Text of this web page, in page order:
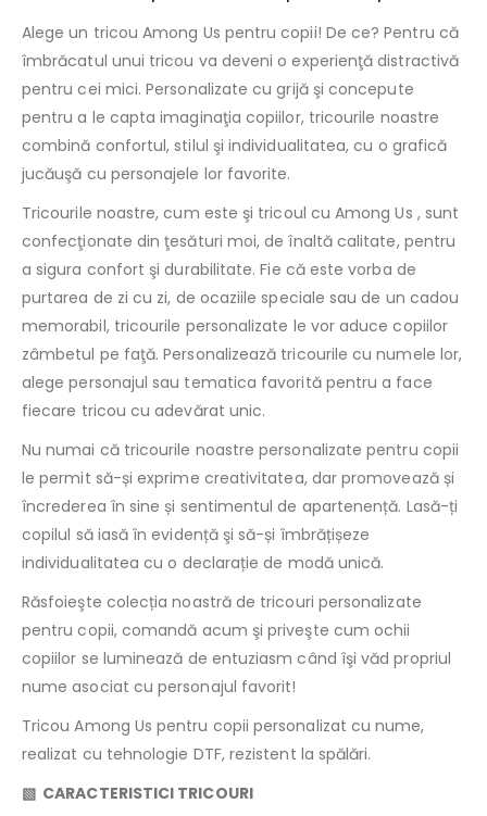
Alege un tricou Among Us pentru copii! De ce? Pentru că
îmbrăcatul unui tricou va deveni o experienţă distractivă
pentru cei mici. Personalizate cu grijă şi concepute
pentru a le capta imaginaţia copiilor, tricourile noastre
combină confortul, stilul şi individualitatea, cu o grafică
jucăuşă cu personajele lor favorite.
Tricourile noastre, cum este şi tricoul cu Among Us , sunt
confecţionate din ţesături moi, de înaltă calitate, pentru
a sigura confort şi durabilitate. Fie că este vorba de
purtarea de zi cu zi, de ocaziile speciale sau de un cadou
memorabil, tricourile personalizate le vor aduce copiilor
zâmbetul pe faţă. Personalizează tricourile cu numele lor,
alege personajul sau tematica favorită pentru a face
fiecare tricou cu adevărat unic.
Nu numai că tricourile noastre personalizate pentru copii
le permit să-și exprime creativitatea, dar promovează și
încrederea în sine și sentimentul de apartenență. Lasă-ți
copilul să iasă în evidență şi să-și îmbrățișeze
individualitatea cu o declarație de modă unică.
Răsfoieşte colecția noastră de tricouri personalizate
pentru copii, comandă acum şi priveşte cum ochii
copiilor se luminează de entuziasm când îşi văd propriul
nume asociat cu personajul favorit!
Tricou Among Us pentru copii personalizat cu nume,
realizat cu tehnologie DTF, rezistent la spălări.
▧ CARACTERISTICI TRICOURI